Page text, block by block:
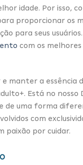
idade. Por isso,
proporcionar os
para seus
com os
e manter a essência
Está no nosso
de uma forma
com
paixão por cuidar.